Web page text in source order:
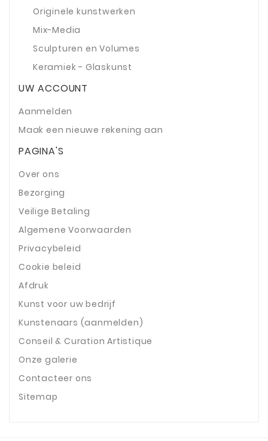
Originele kunstwerken
Mix-Media
Sculpturen en Volumes
Keramiek - Glaskunst
UW ACCOUNT
Aanmelden
Maak een nieuwe rekening aan
PAGINA'S
Over ons
Bezorging
Veilige Betaling
Algemene Voorwaarden
Privacybeleid
Cookie beleid
Afdruk
Kunst voor uw bedrijf
Kunstenaars (aanmelden)
Conseil & Curation Artistique
Onze galerie
Contacteer ons
Sitemap